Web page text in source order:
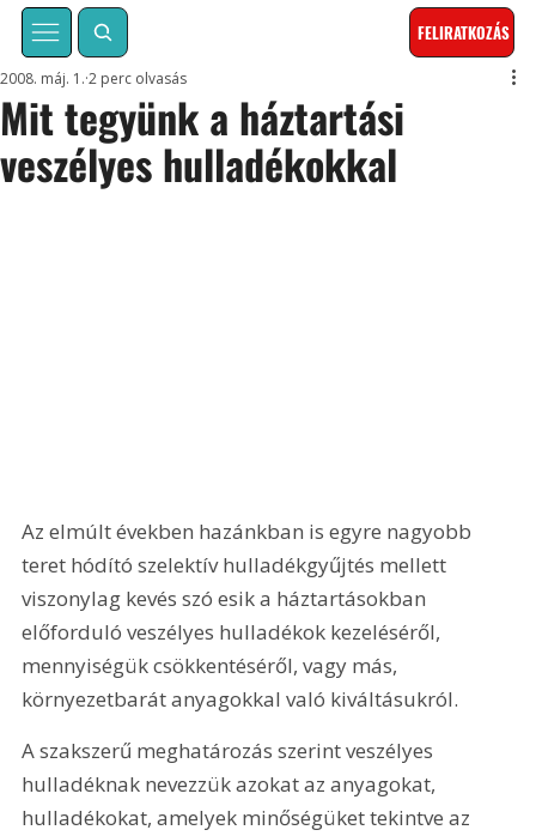
FELIRATKOZÁS
Mit tegyünk a háztartási
veszélyes hulladékokkal
2008. máj. 1. 2 perc olvasás
Az elmúlt években hazánkban is egyre nagyobb
teret hódító szelektív hulladékgyűjtés mellett
viszonylag kevés szó esik a háztartásokban
előforduló veszélyes hulladékok kezeléséről,
mennyiségük csökkentéséről, vagy más,
környezetbarát anyagokkal való kiváltásukról.
A szakszerű meghatározás szerint veszélyes
hulladéknak nevezzük azokat az anyagokat,
hulladékokat, amelyek minőségüket tekintve az